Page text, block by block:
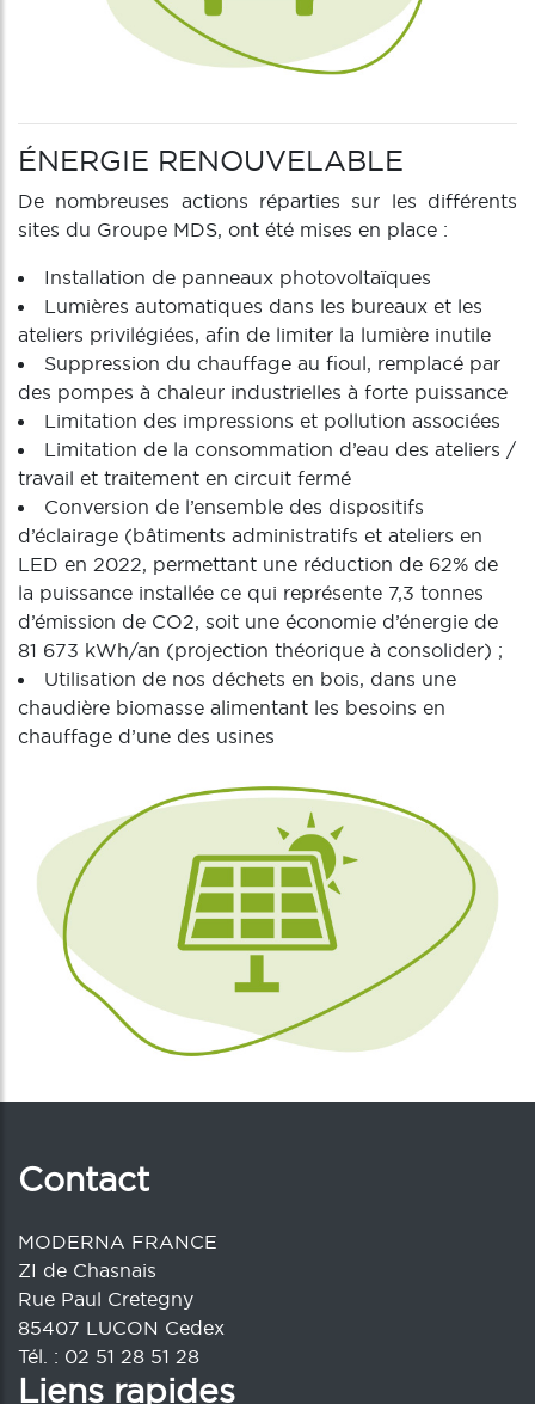
ÉNERGIE RENOUVELABLE
De nombreuses actions réparties sur les différents
sites du Groupe MDS, ont été mises en place :
Installation de panneaux photovoltaïques
Lumières automatiques dans les bureaux et les
ateliers privilégiées, afin de limiter la lumière inutile
Suppression du chauffage au fioul, remplacé par
des pompes à chaleur industrielles à forte puissance
Limitation des impressions et pollution associées
Limitation de la consommation d’eau des ateliers /
travail et traitement en circuit fermé
Conversion de l’ensemble des dispositifs
d’éclairage (bâtiments administratifs et ateliers en
LED en 2022, permettant une réduction de 62% de
la puissance installée ce qui représente 7,3 tonnes
d’émission de CO2, soit une économie d’énergie de
81 673 kWh/an (projection théorique à consolider) ;
Utilisation de nos déchets en bois, dans une
chaudière biomasse alimentant les besoins en
chauffage d’une des usines
Contact
MODERNA FRANCE
ZI de Chasnais
Rue Paul Cretegny
85407 LUCON Cedex
Tél. : 02 51 28 51 28
Liens rapides